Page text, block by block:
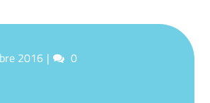
2016 commentaires
0